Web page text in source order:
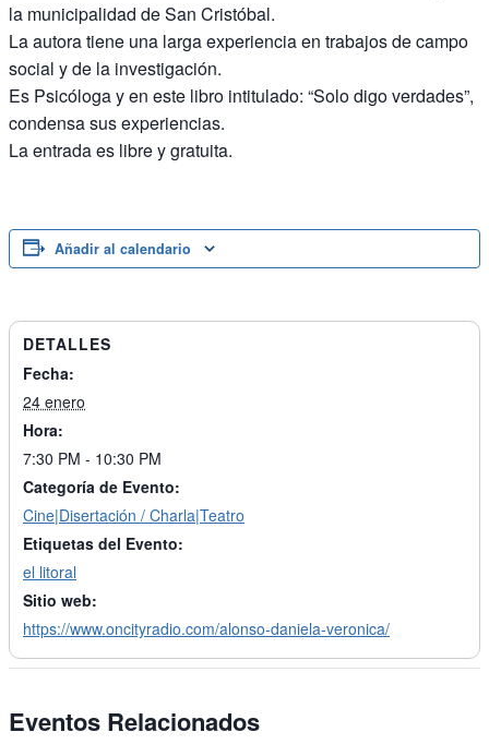
la municipalidad de San Cristóbal.
La autora tiene una larga experiencia en trabajos de campo
social y de la investigación.
Es Psicóloga y en este libro intitulado: “Solo digo verdades”,
condensa sus experiencias.
La entrada es libre y gratuita.
Añadir al calendario
DETALLES
Fecha:
24 enero
Hora:
7:30 PM - 10:30 PM
Categoría de Evento:
Cine|Disertación / Charla|Teatro
Etiquetas del Evento:
el litoral
Sitio web:
https://www.oncityradio.com/alonso-daniela-veronica/
Eventos Relacionados